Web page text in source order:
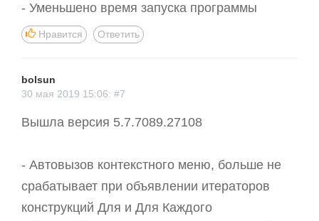
- Уменьшено время запуска программы
Нравится Ответить
bolsun
30 мая 2019 15:06: #7
Вышла версия 5.7.7089.27108
- Автовызов контекстного меню, больше не
срабатывает при объявлении итераторов
конструкций Для и Для Каждого